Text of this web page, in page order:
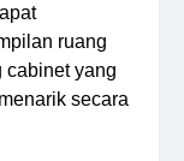
ruang
cabinet yang
secara